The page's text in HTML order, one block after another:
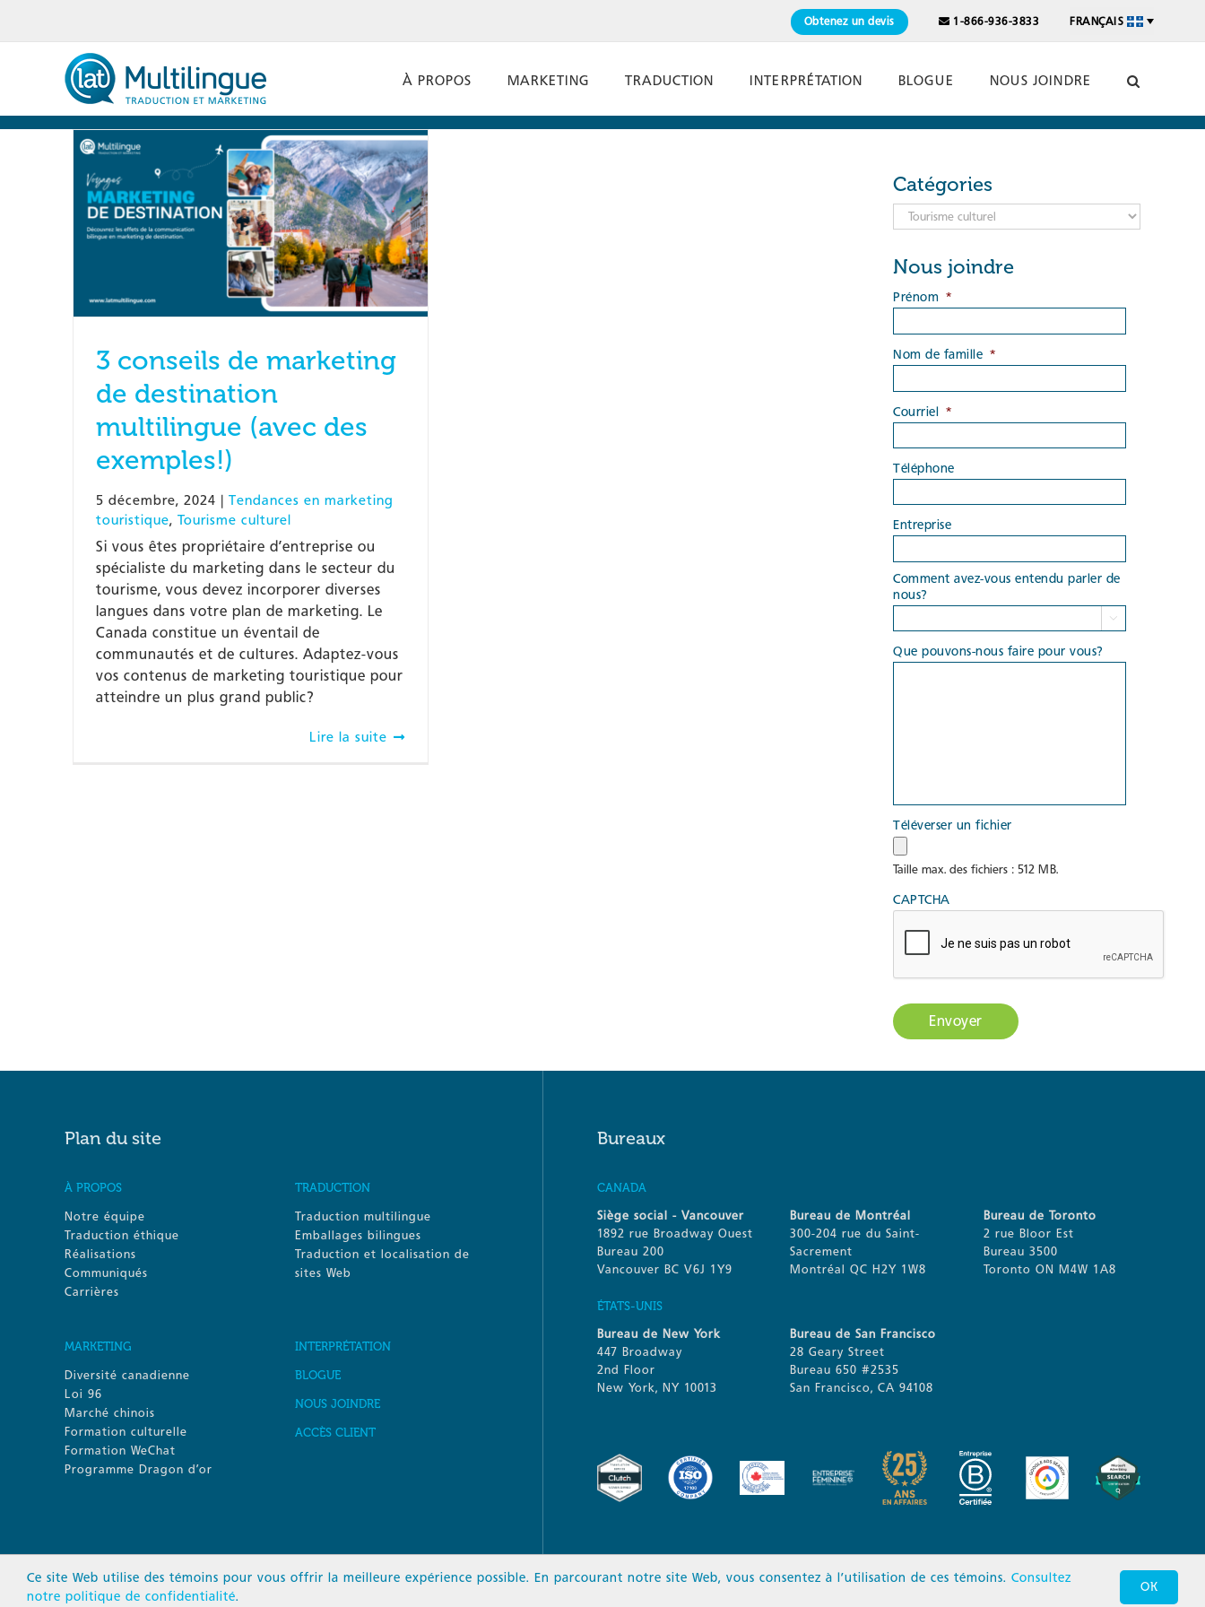
Obtenez un devis 1-866-936-3833 FRANÇAIS
À PROPOS MARKETING TRADUCTION INTERPRÉTATION BLOGUE NOUS JOINDRE
3 conseils de marketing
de destination
multilingue (avec des
exemples!)
5 décembre, 2024 | Tendances en marketing
touristique, Tourisme culturel
Si vous êtes propriétaire d’entreprise ou
spécialiste du marketing dans le secteur du
tourisme, vous devez incorporer diverses
langues dans votre plan de marketing. Le
Canada constitue un éventail de
communautés et de cultures. Adaptez-vous
vos contenus de marketing touristique pour
atteindre un plus grand public?
Lire la suite
Catégories
Catégories
Nous joindre
Prénom *
Nom de famille *
Courriel *
Téléphone
Entreprise
Comment avez-vous entendu parler de
nous?

Que pouvons-nous faire pour vous?
Téléverser un fichier
Taille max. des fichiers : 512 MB.
CAPTCHA
Plan du site
À PROPOS
Notre équipe
Traduction éthique
Réalisations
Communiqués
Carrières
TRADUCTION
Traduction multilingue
Emballages bilingues
Traduction et localisation de
sites Web
MARKETING
Diversité canadienne
Loi 96
Marché chinois
Formation culturelle
Formation WeChat
Programme Dragon d’or
INTERPRÉTATION
BLOGUE
NOUS JOINDRE
ACCÈS CLIENT
Bureaux
CANADA
Siège social - Vancouver
1892 rue Broadway Ouest
Bureau 200
Vancouver BC V6J 1Y9
Bureau de Montréal
300-204 rue du Saint-
Sacrement
Montréal QC H2Y 1W8
Bureau de Toronto
2 rue Bloor Est
Bureau 3500
Toronto ON M4W 1A8
ÉTATS-UNIS
Bureau de New York
447 Broadway
2nd Floor
New York, NY 10013
Bureau de San Francisco
28 Geary Street
Bureau 650 #2535
San Francisco, CA 94108
Ce site Web utilise des témoins pour vous offrir la meilleure expérience possible. En parcourant notre site Web, vous consentez à l’utilisation de ces témoins. Consultez
notre politique de confidentialité.
OK